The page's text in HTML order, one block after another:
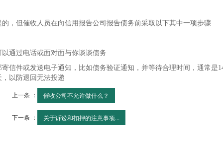
的，但催收人员在向信用报告公司报告债务前采取以下其中一项步骤
以通过电话或面对面与你谈谈债务
寄信件或发送电子通知，比如债务验证通知，并等待合理时间，通常是
，以防退回无法投递
上一条 ： 催收公司不允许做什么？
下一条 ： 关于诉讼和扣押的注意事项...